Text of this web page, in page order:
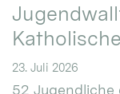
23. Juli 2026
52 Jugendliche